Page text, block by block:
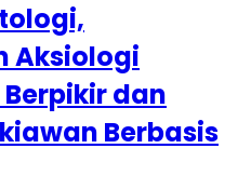
Aksiologi
dan
Berbasis